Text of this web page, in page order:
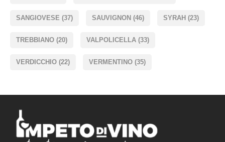
SANGIOVESE (37) SAUVIGNON (46) SYRAH (23)
TREBBIANO (20) VALPOLICELLA (33)
VERDICCHIO (22) VERMENTINO (35)